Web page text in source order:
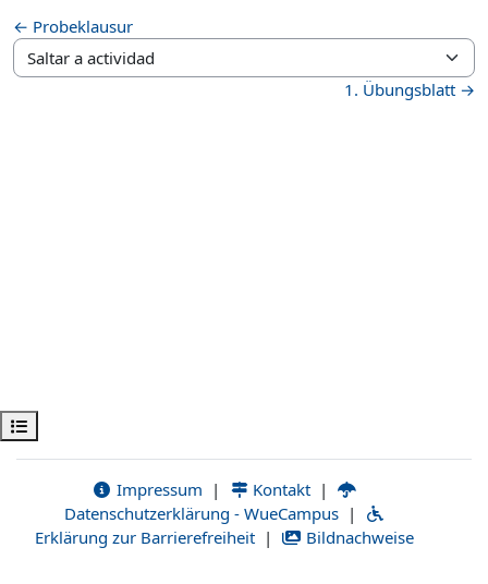
Abrir índice del curso
← Probeklausur
Saltar a actividad
1. Übungsblatt →
Impressum | Kontakt |
Datenschutzerklärung - WueCampus |
Erklärung zur Barrierefreiheit | Bildnachweise